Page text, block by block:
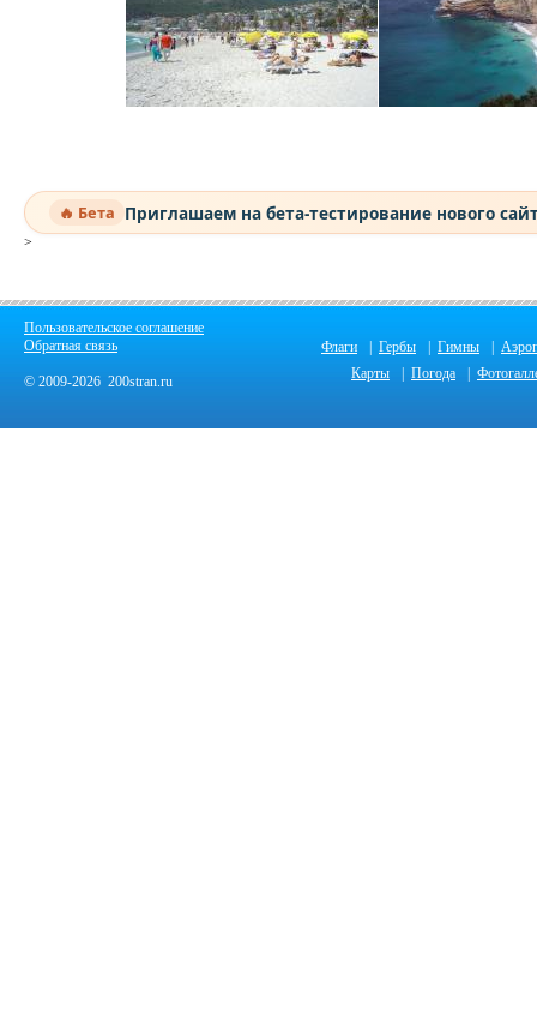
🔥 Бета Приглашаем на бета-тестирование нового
>
Пользовательское соглашение
Обратная связь
© 2009-2026 200stran.ru
Флаги Гербы Гимны
Карты
Погода